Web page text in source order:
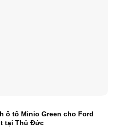
ô tô Minio Green cho Ford
tại Thủ Đức